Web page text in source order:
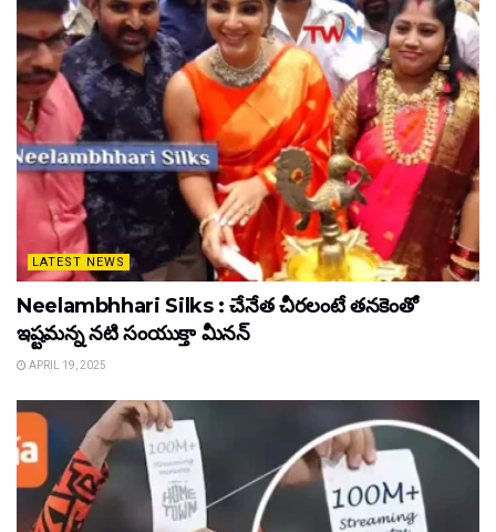
LATEST NEWS
Neelambhhari Silks : చేనేత చీరలంటే తనకెంతో
ఇష్టమన్న నటి సంయుక్తా మీనన్‌
APRIL 19, 2025